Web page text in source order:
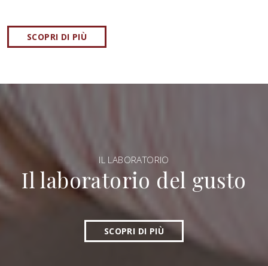
SCOPRI DI PIÙ
IL LABORATORIO
Il laboratorio del gusto
SCOPRI DI PIÙ